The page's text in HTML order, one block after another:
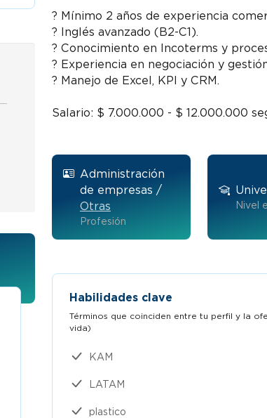
Business developer manager
Trabaja en Manpower
$8 a $10 millones
? Mínimo 2 años de experiencia
? Inglés avanzado (B2-C1).
? Conocimiento en Incoterms y
? Experiencia en negociación y
? Manejo de Excel, KPI y CRM.
Salario: $ 7.000.000 - $ 12.000.000
Administración
de empresas /
Otras
Profesión
Nivel
Habilidades clave
Términos que coinciden entre tu perfil y la
vida)​
KAM
LATAM
plastico